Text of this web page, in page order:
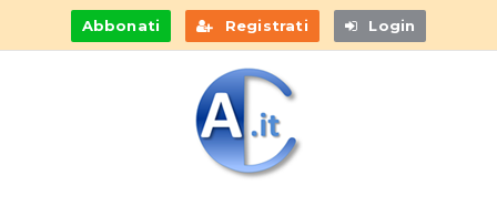
Abbonati Registrati Login